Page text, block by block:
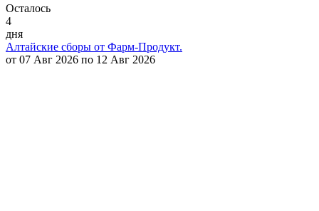
Осталось
4
дня
Алтайские сборы от Фарм-Продукт.
от 07 Авг 2026 по 12 Авг 2026